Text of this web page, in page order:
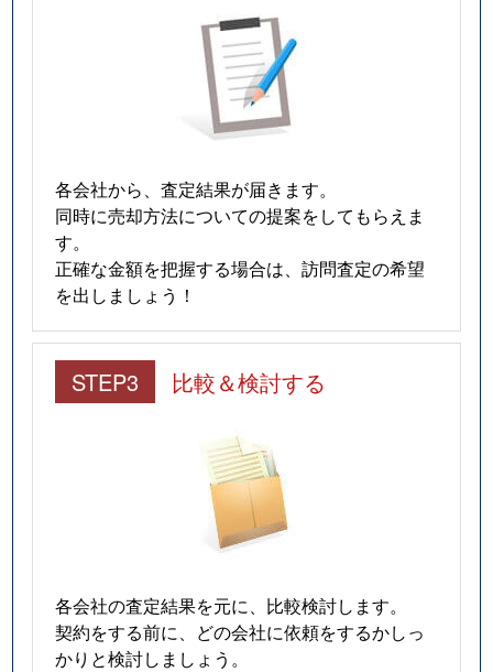
各会社から、査定結果が届きます。
同時に売却方法についての提案をしてもらえま
す。
正確な金額を把握する場合は、訪問査定の希望
を出しましょう！
STEP3 比較＆検討する
各会社の査定結果を元に、比較検討します。
契約をする前に、どの会社に依頼をするかしっ
かりと検討しましょう。